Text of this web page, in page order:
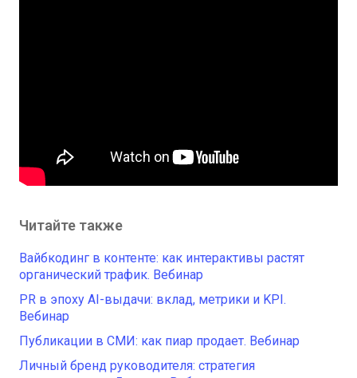
Читайте также
Вайбкодинг в контенте: как интерактивы растят
органический трафик. Вебинар
PR в эпоху AI-выдачи: вклад, метрики и KPI.
Вебинар
Публикации в СМИ: как пиар продает. Вебинар
Личный бренд руководителя: стратегия